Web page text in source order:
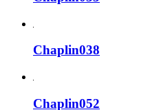
Chaplin038
Chaplin052